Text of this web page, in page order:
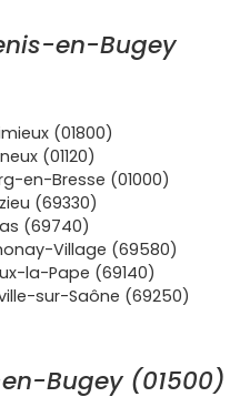
en-Bugey
(01800)
(01120)
en-Bresse (01000)
(69330)
(69740)
Village (69580)
la-Pape (69140)
sur-Saône (69250)
Bugey (01500)